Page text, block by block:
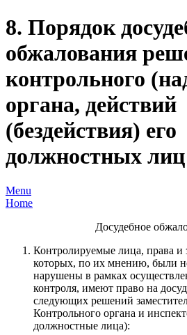
8. Порядок
обжалования
контрольного
органа, действий
(бездействия) его
должностных
Menu
Home
Досудебное
Контролируемые лица, права и
которых, по их мнению, были
нарушены в рамках
контроля, имеют право на
следующих решений
Контрольного органа и
должностные лица):